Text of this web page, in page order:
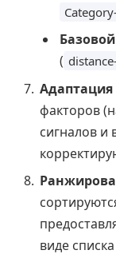
(
Адаптация
факторов
сигналов и
виде